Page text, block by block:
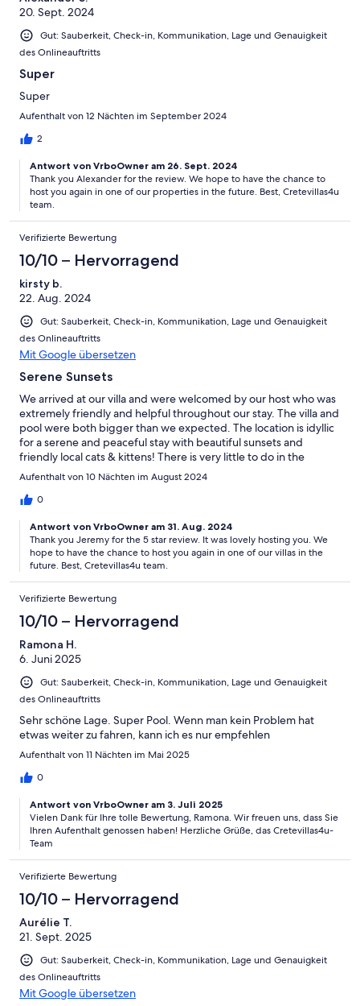
20. Sept. 2024
Gut: Sauberkeit, Check-in, Kommunikation, Lage und Genauigkeit
des Onlineauftritts
Super
Super
Aufenthalt von 12 Nächten im September 2024
2
Antwort von VrboOwner am 26. Sept. 2024
Thank you Alexander for the review. We hope to have the chance to
host you again in one of our properties in the future. Best, Cretevillas4u
team.
Verifizierte Bewertung
10/10 – Hervorragend
kirsty b.
22. Aug. 2024
Gut: Sauberkeit, Check-in, Kommunikation, Lage und Genauigkeit
des Onlineauftritts
Mit Google übersetzen
Serene Sunsets
We arrived at our villa and were welcomed by our host who was
extremely friendly and helpful throughout our stay. The villa and
pool were both bigger than we expected. The location is idyllic
for a serene and peaceful stay with beautiful sunsets and
friendly local cats & kittens! There is very little to do in the
immediate area so a hire car is essential but we found some
beautiful beaches and tavernas just a short drive away.
Aufenthalt von 10 Nächten im August 2024
0
Antwort von VrboOwner am 31. Aug. 2024
Thank you Jeremy for the 5 star review. It was lovely hosting you. We
hope to have the chance to host you again in one of our villas in the
future. Best, Cretevillas4u team.
Verifizierte Bewertung
10/10 – Hervorragend
Ramona H.
6. Juni 2025
Gut: Sauberkeit, Check-in, Kommunikation, Lage und Genauigkeit
des Onlineauftritts
Sehr schöne Lage. Super Pool. Wenn man kein Problem hat
etwas weiter zu fahren, kann ich es nur empfehlen
Aufenthalt von 11 Nächten im Mai 2025
0
Antwort von VrboOwner am 3. Juli 2025
Vielen Dank für Ihre tolle Bewertung, Ramona. Wir freuen uns, dass Sie
Ihren Aufenthalt genossen haben! Herzliche Grüße, das Cretevillas4u-
Team
Verifizierte Bewertung
10/10 – Hervorragend
Aurélie T.
21. Sept. 2025
Gut: Sauberkeit, Check-in, Kommunikation, Lage und Genauigkeit
des Onlineauftritts
Mit Google übersetzen